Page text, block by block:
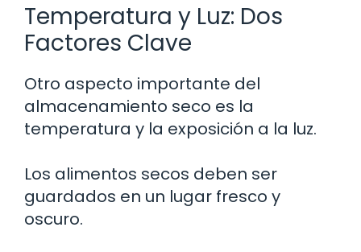
Temperatura y Luz: Dos
Factores Clave
Otro aspecto importante del
almacenamiento seco es la
temperatura y la exposición a la luz.
Los alimentos secos deben ser
guardados en un lugar fresco y
oscuro.